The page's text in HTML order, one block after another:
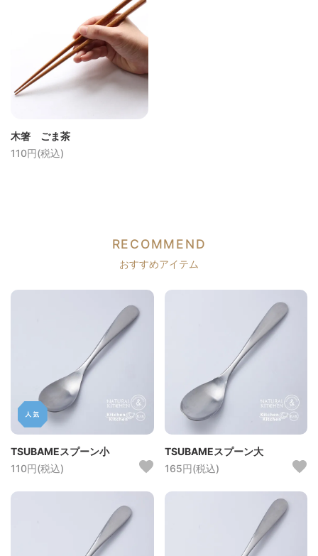
木箸 ごま茶
110円(税込)
RECOMMEND
おすすめアイテム
TSUBAMEスプーン小
110円(税込)
TSUBAMEスプーン大
165円(税込)